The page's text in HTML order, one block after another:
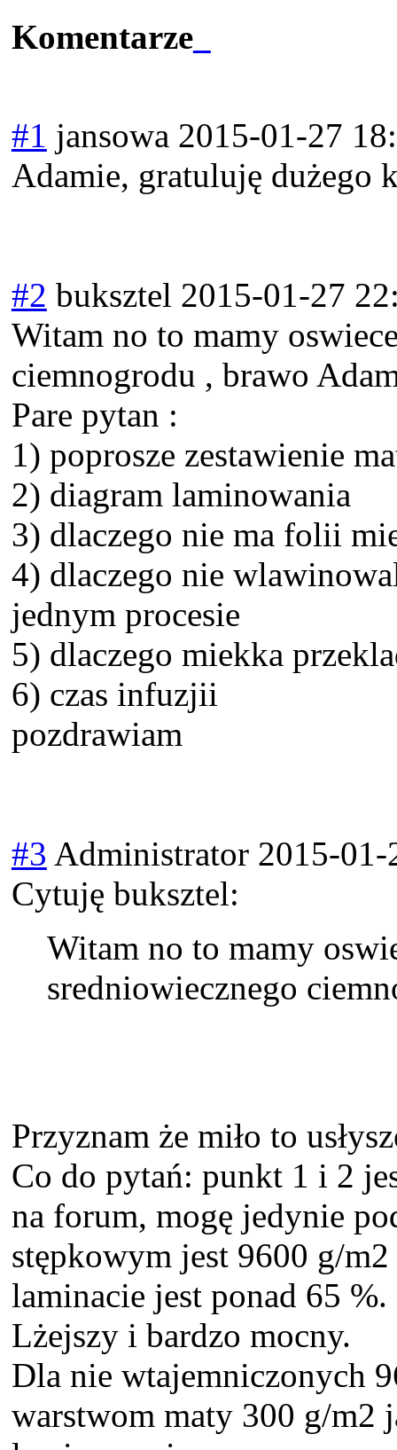
Komentarze
#1 jansowa 2015-01-27
Adamie, gratuluję dużego
#2 buksztel 2015-01-27
Witam no to mamy
ciemnogrodu , brawo
Pare pytan :
1) poprosze zestawienie
2) diagram laminowania
3) dlaczego nie ma folii
4) dlaczego nie
jednym procesie
5) dlaczego miekka
6) czas infuzjii
pozdrawiam
#3 Administrator 2015-
Cytuję buksztel:
Witam no to mamy
sredniowiecznego
Przyznam że miło to
Co do pytań: punkt 1 i 2
na forum, mogę jedynie
stępkowym jest 9600 g/m2
laminacie jest ponad 65
Lżejszy i bardzo mocny.
Dla nie wtajemniczonych
warstwom maty 300 g/m2